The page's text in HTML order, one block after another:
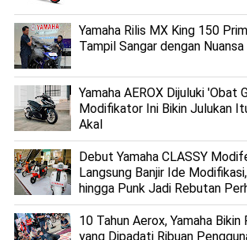
Yamaha Rilis MX King 150
Tampil Sangar dengan
Yamaha AEROX Dijuluki 'Obat
Modifikator Ini Bikin Julukan
Akal
Debut Yamaha CLASSY
Langsung Banjir Ide
hingga Punk Jadi Rebutan
10 Tahun Aerox, Yamaha
yang Dipadati Ribuan